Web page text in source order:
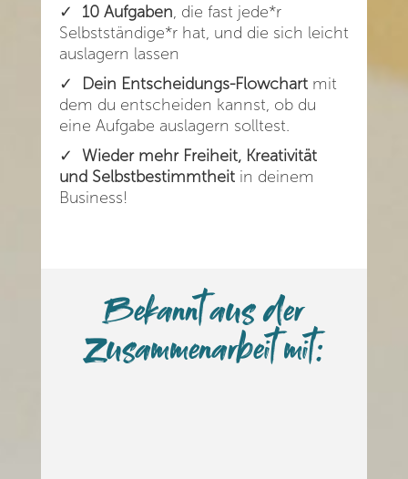
✓ 10 Aufgaben, die fast jede*r
Selbstständige*r hat, und die sich leicht
auslagern lassen
✓
Dein Entscheidungs-Flowchartmit
dem du entscheiden kannst, ob du
eine Aufgabe auslagern solltest.
✓ Wieder mehr Freiheit, Kreativität
und Selbstbestimmtheitin deinem
Business!
Bekannt aus der
Zusammenarbeit mit: